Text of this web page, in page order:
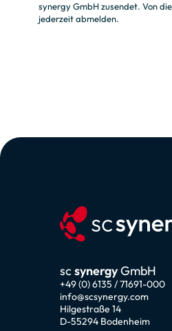
synergy GmbH zusendet. Von
jederzeit abmelden.
scsynergyGmbH
+49 (0) 6135 / 71691-000
info@scsynergy.com
Hilgestraße 14
D-55294 Bodenheim